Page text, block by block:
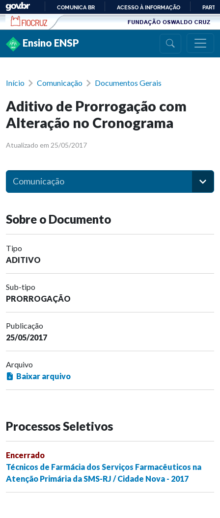
Ir para conteúdo
PARA
COMUNICA BR ACESSO À INFORMAÇÃO
Ensino ENSP
Início Comunicação Documentos Gerais
Aditivo de Prorrogação com
Alteração no Cronograma
Atualizado em 25/05/2017
Comunicação
Sobre o Documento
Tipo
ADITIVO
Sub-tipo
PRORROGAÇÃO
Publicação
25/05/2017
Arquivo
Baixar arquivo
Processos Seletivos
Encerrado
Técnicos de Farmácia dos Serviços Farmacêuticos na
Atenção Primária da SMS-RJ / Cidade Nova - 2017